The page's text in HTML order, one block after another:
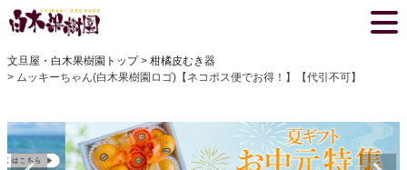
文旦屋・白木果樹園トップ
柑橘皮むき器
ムッキーちゃん(白木果樹園ロゴ)【ネコポス便でお得！】【代引不可】